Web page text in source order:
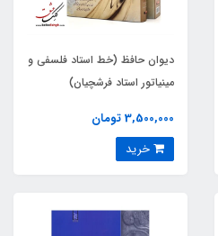
دیوان حافظ (خط استاد فلسفی و
مینیاتور استاد فرشچیان)
3,500,000 تومان